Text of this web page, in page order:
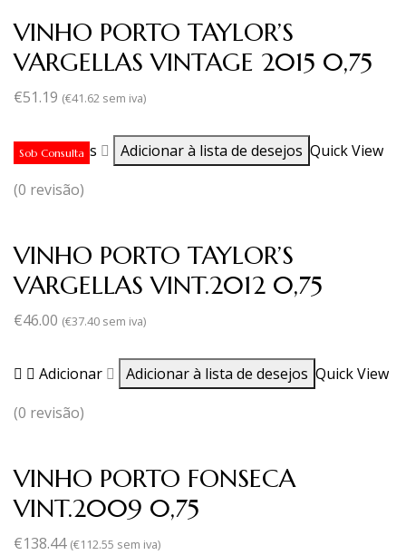
VINHO PORTO TAYLOR’S
VARGELLAS VINTAGE 2015 0,75
€51.19 (€41.62 sem iva)
Sob Consulta
Ler mais Adicionar à lista de desejos Quick View
(0 revisão)
VINHO PORTO TAYLOR’S
VARGELLAS VINT.2012 0,75
€46.00 (€37.40 sem iva)
Adicionar Adicionar à lista de desejos Quick View
(0 revisão)
VINHO PORTO FONSECA
VINT.2009 0,75
€138.44 (€112.55 sem iva)